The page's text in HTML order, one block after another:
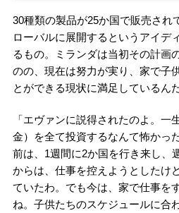
30種類の製品が25か国で販売され
ローバルに展開するというアイデ
るもの。ミランダは当初その計画
のの、現在は努力が実り、家で子
とができる現状に満足しているん
「エヴァンに説得されたのよ。一
金）を全て投資するなんて怖かっ
前は、1週間に2か国を行き来し、
からは、仕事を控えようとしたけ
ていたわ。でも今は、家で仕事を
ね。子供たちのスケジュールに合